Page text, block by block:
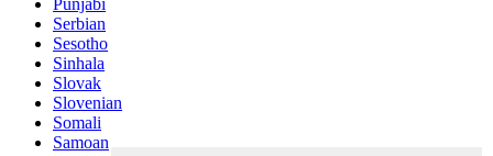
Serbian
Sesotho
Sinhala
Slovak
Slovenian
Somali
Samoan